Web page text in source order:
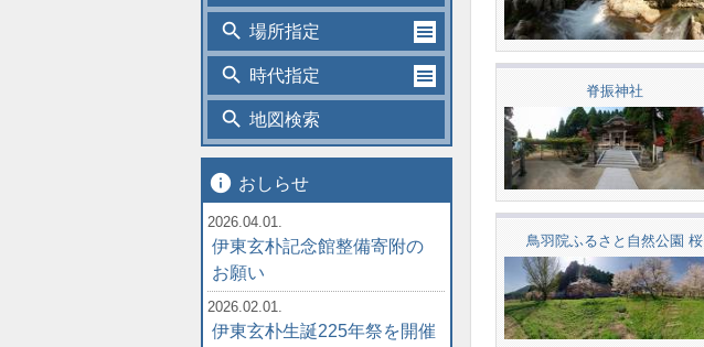
脊振神社
鳥羽院ふるさと自然公園 桜
search 場所指定
search 時代指定
search 地図検索
info おしらせ
2026.04.01.
伊東玄朴記念館整備寄附の
お願い
2026.02.01.
伊東玄朴生誕225年祭を開催